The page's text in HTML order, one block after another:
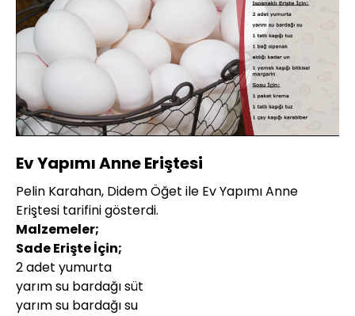
Sesi
Aç
480P
Yüklendi
5.49%
Oynatma
Hızı
Ev Yapımı Anne Eriştesi
Pelin Karahan, Didem Öğet ile Ev Yapımı Anne
Eriştesi tarifini gösterdi.
Malzemeler;
Sade Erişte İçin;
2 adet yumurta
yarım su bardağı süt
yarım su bardağı su